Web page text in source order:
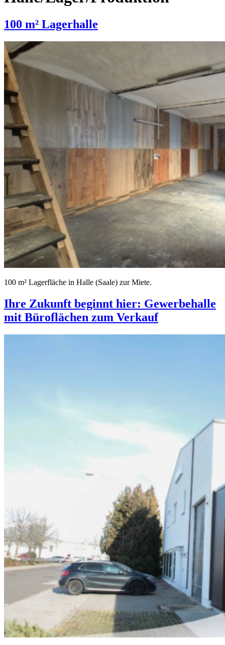
100 m² Lagerhalle
100 m² Lagerfläche in Halle (Saale) zur Miete.
Ihre Zukunft beginnt hier: Gewerbehalle
mit Büroflächen zum Verkauf